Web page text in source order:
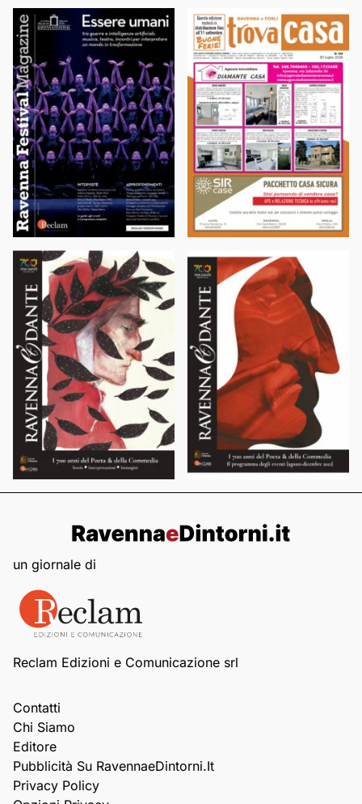
un giornale di
Reclam Edizioni e Comunicazione srl
Contatti
Chi Siamo
Editore
Pubblicità Su RavennaeDintorni.it
Privacy Policy